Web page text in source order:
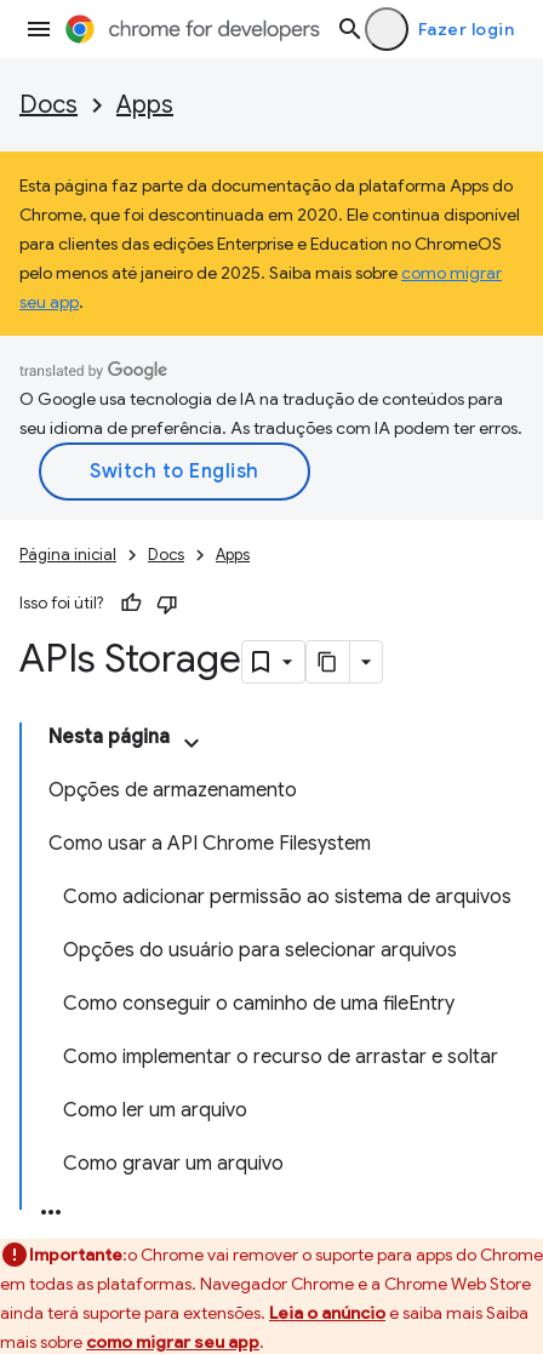
Fazer login
Docs Apps
Esta página faz parte da documentação da plataforma Apps do
Chrome, que foi descontinuada em 2020. Ele continua disponível
para clientes das edições Enterprise e Education no ChromeOS
pelo menos até janeiro de 2025. Saiba mais sobrecomo migrar
seu app.
O Google usa tecnologia de IA na tradução de conteúdos para
seu idioma de preferência. As traduções com IA podem ter erros.
Página inicial Docs Apps
Isso foi útil?
APIs Storage
Nesta página
Opções de armazenamento
Como usar a API Chrome Filesystem
Como adicionar permissão ao sistema de arquivos
Opções do usuário para selecionar arquivos
Como conseguir o caminho de uma fileEntry
Como implementar o recurso de arrastar e soltar
Como ler um arquivo
Como gravar um arquivo
Importante:o Chrome vai remover o suporte para apps do Chrome
em todas as plataformas. Navegador Chrome e a Chrome Web Store
ainda terá suporte para extensões. Leia o anúncioe saiba mais Saiba
mais sobre como migrar seu app.